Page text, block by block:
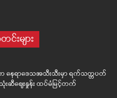
းများ
နေရာဒေသအသီးသီးမှာ ရက်သတ္တပတ်
ဆီဈေးနှုန်း ထပ်မံမြင့်တက်